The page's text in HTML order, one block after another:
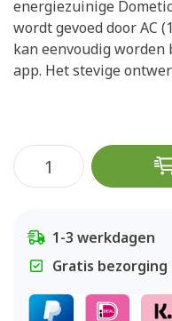
energiezuinige
wordt gevoed door AC
kan eenvoudig worden
app. Het stevige
1-3 werkdagen
Gratis bezorging